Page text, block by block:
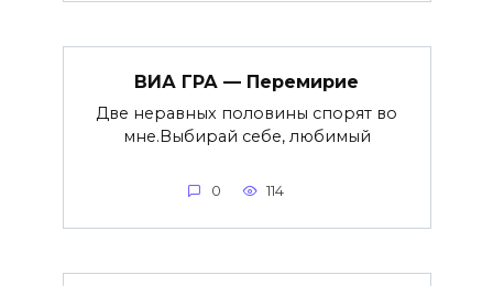
ВИА ГРА — Перемирие
Две неравных половины спорят во
мне.Выбирай себе, любимый
0 114